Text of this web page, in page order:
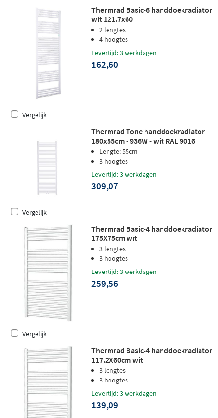
Thermrad Basic-6 handdoekradiator
wit 121.7x60
2 lengtes
4 hoogtes
Levertijd: 3 werkdagen
162,60
Vergelijk
Thermrad Tone handdoekradiator
180x55cm - 936W - wit RAL 9016
Lengte: 55cm
3 hoogtes
Levertijd: 3 werkdagen
309,07
Vergelijk
Thermrad Basic-4 handdoekradiator
175X75cm wit
3 lengtes
3 hoogtes
Levertijd: 3 werkdagen
259,56
Vergelijk
Thermrad Basic-4 handdoekradiator
117.2X60cm wit
3 lengtes
3 hoogtes
Levertijd: 3 werkdagen
139,09